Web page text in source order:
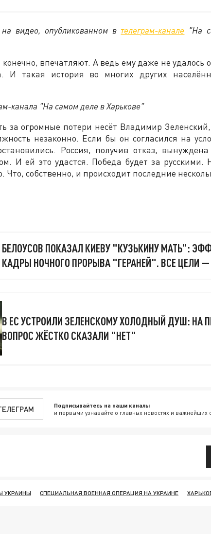
видео, опубликованном в телеграм-канале "На
впечатляют. А ведь ему даже не удалось
И такая история во многих других
канала "На самом деле в Харькове"
за огромные потери несёт Владимир
незаконно. Если бы он согласился на
Россия, получив отказ, вынуждена
И ей это удастся. Победа будет за русскими.
Что, собственно, и происходит последние
БЕЛОУСОВ ПОКАЗАЛ КИЕВУ "КУЗЬКИНУ МАТЬ":
КАДРЫ НОЧНОГО ПРОРЫВА "ГЕРАНЕЙ". ВСЕ ЦЕЛИ —
В ЕС УСТРОИЛИ ЗЕЛЕНСКОМУ ХОЛОДНЫЙ ДУШ: НА
ВОПРОС ЖЁСТКО СКАЗАЛИ "НЕТ"
Подписывайтесь на наши каналы
и первыми узнавайте о главных новостях и важнейших
УКРАИНЫ СПЕЦИАЛЬНАЯ ВОЕННАЯ ОПЕРАЦИЯ НА УКРАИНЕ